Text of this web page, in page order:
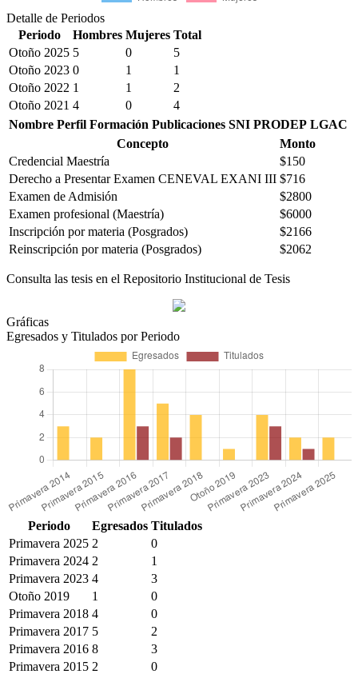
Detalle de Periodos
Periodo
Hombres Mujeres Total
Otoño 2025 5 0
5
Otoño 2023 0 1
1
Otoño 2022 1 1
2
Otoño 2021 4 0
4
Nombre Perfil Formación Publicaciones SNI PRODEP LGAC
Concepto
Monto
Credencial Maestría
$150
Derecho a Presentar Examen CENEVAL EXANI III $716
Examen de Admisión
$2800
Examen profesional (Maestría)
$6000
Inscripción por materia (Posgrados)
$2166
Reinscripción por materia (Posgrados)
$2062
Consulta las tesis en el Repositorio Institucional de Tesis
Gráficas
Egresados y Titulados por Periodo
Periodo Egresados Titulados
Primavera 2025 2
0
Primavera 2024 2
1
Primavera 2023 4
3
Otoño 2019
1
0
Primavera 2018 4
0
Primavera 2017 5
2
Primavera 2016 8
3
Primavera 2015 2
0